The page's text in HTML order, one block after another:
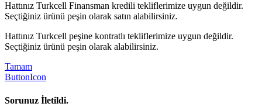
Hattınız Turkcell Finansman kredili tekliflerimize uygun değildir.
Seçtiğiniz ürünü peşin olarak satın alabilirsiniz.
Hattınız Turkcell peşine kontratlı tekliflerimize uygun değildir.
Seçtiğiniz ürünü peşin olarak alabilirsiniz.
Tamam
ButtonIcon
Sorunuz İletildi.